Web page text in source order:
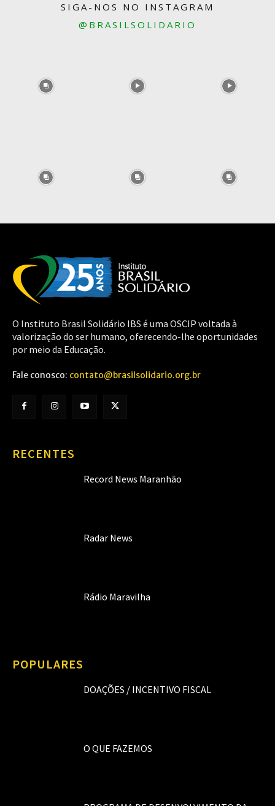
SIGA-NOS NO INSTAGRAM
@BRASILSOLIDARIO
O Instituto Brasil Solidário IBS é uma OSCIP voltada à
valorização do ser humano, oferecendo-lhe oportunidades
por meio da Educação.
Fale conosco: contato@brasilsolidario.org.br
RECENTES
Record News Maranhão
Radar News
Rádio Maravilha
POPULARES
DOAÇÕES / INCENTIVO FISCAL
O QUE FAZEMOS